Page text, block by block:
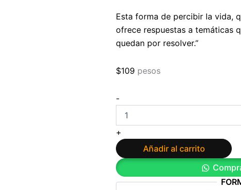
Esta forma de percibir la vida,
ofrece respuestas a temáticas
quedan por resolver.”
$109 pesos
-
soy
tú.
La
mente
dual
Enric
+
Añadir al carrito